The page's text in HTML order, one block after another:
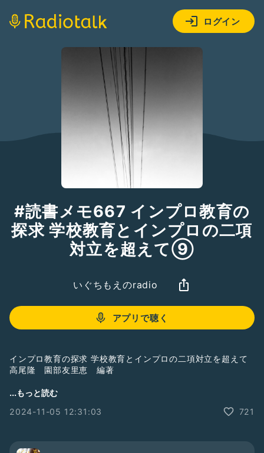
ログイン
#読書メモ667 インプロ教育の
探求 学校教育とインプロの二項
対立を超えて⑨
いぐちもえのradio
アプリで聴く
インプロ教育の探求 学校教育とインプロの二項対立を超えて
高尾隆 園部友里恵 編著
ガイディッド・インプロゼーション 即興的、創造的な教えの
...もっと読む
2024-11-05 12:31:03
721